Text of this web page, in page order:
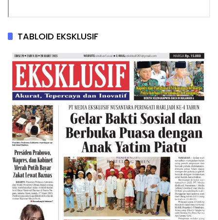
TABLOID EKSKLUSIF